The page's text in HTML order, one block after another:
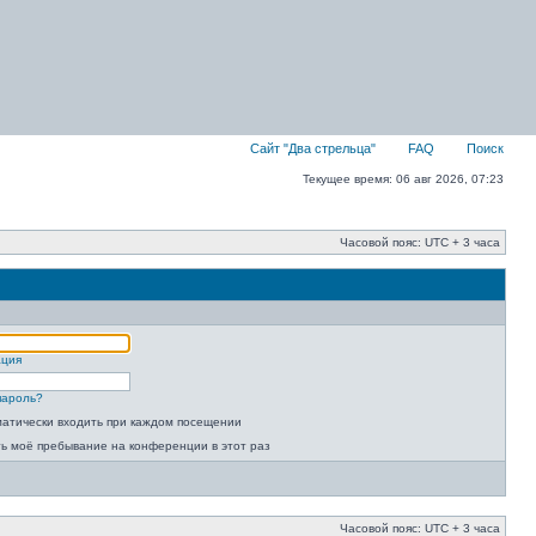
Сайт "Два стрельца" FAQ Поиск
Текущее время: 06 авг 2026, 07:23
Часовой пояс: UTC + 3 часа
входить при каждом посещении
моё пребывание на конференции в этот раз
Часовой пояс: UTC + 3 часа